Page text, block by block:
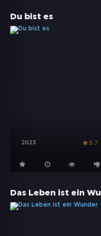
Du bist es
2023 5.7